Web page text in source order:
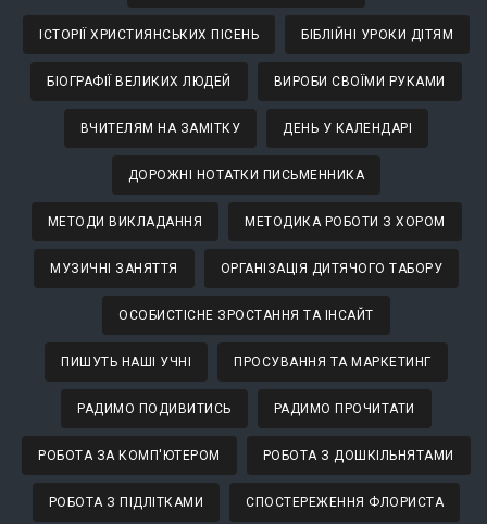
ІСТОРІЇ ХРИСТИЯНСЬКИХ ПІСЕНЬ БІБЛІЙНІ УРОКИ ДІТЯМ
БІОГРАФІЇ ВЕЛИКИХ ЛЮДЕЙ ВИРОБИ СВОЇМИ РУКАМИ
ВЧИТЕЛЯМ НА ЗАМІТКУ ДЕНЬ У КАЛЕНДАРІ
ДОРОЖНІ НОТАТКИ ПИСЬМЕННИКА
МЕТОДИ ВИКЛАДАННЯ МЕТОДИКА РОБОТИ З ХОРОМ
МУЗИЧНІ ЗАНЯТТЯ ОРГАНІЗАЦІЯ ДИТЯЧОГО ТАБОРУ
ОСОБИСТІСНЕ ЗРОСТАННЯ ТА ІНСАЙТ
ПИШУТЬ НАШІ УЧНІ ПРОСУВАННЯ ТА МАРКЕТИНГ
РАДИМО ПОДИВИТИСЬ РАДИМО ПРОЧИТАТИ
РОБОТА ЗА КОМП'ЮТЕРОМ РОБОТА З ДОШКІЛЬНЯТАМИ
РОБОТА З ПІДЛІТКАМИ СПОСТЕРЕЖЕННЯ ФЛОРИСТА